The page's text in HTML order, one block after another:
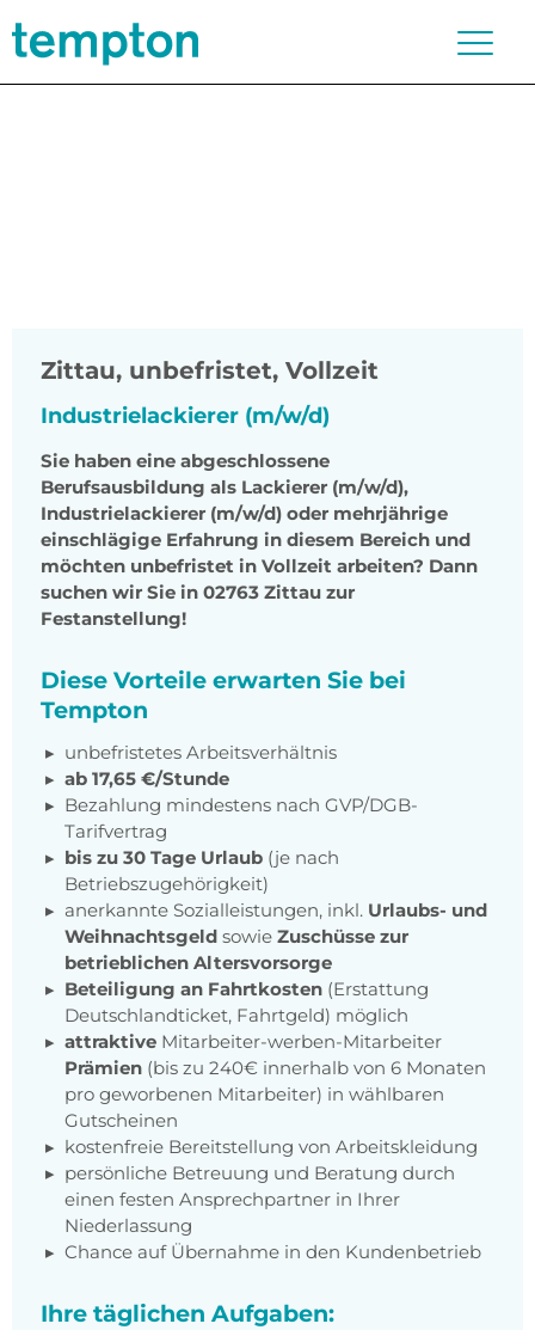
Zittau, unbefristet, Vollzeit
Industrielackierer (m/w/d)
Sie haben eine abgeschlossene
Berufsausbildung als Lackierer (m/w/d),
Industrielackierer (m/w/d) oder mehrjährige
einschlägige Erfahrung in diesem Bereich und
möchten unbefristet in Vollzeit arbeiten? Dann
suchen wir Sie in 02763 Zittau zur
Festanstellung!
Diese Vorteile erwarten Sie bei
Tempton
unbefristetes Arbeitsverhältnis
ab 17,65 €/Stunde
Bezahlung mindestens nach GVP/DGB-
Tarifvertrag
bis zu 30 Tage Urlaub (je nach
Betriebszugehörigkeit)
anerkannte Sozialleistungen, inkl. Urlaubs- und
Weihnachtsgeld sowie Zuschüsse zur
betrieblichen Altersvorsorge
Beteiligung an Fahrtkosten (Erstattung
Deutschlandticket, Fahrtgeld) möglich
attraktive Mitarbeiter-werben-Mitarbeiter
Prämien (bis zu 240€ innerhalb von 6 Monaten
pro geworbenen Mitarbeiter) in wählbaren
Gutscheinen
kostenfreie Bereitstellung von Arbeitskleidung
persönliche Betreuung und Beratung durch
einen festen Ansprechpartner in Ihrer
Niederlassung
Chance auf Übernahme in den Kundenbetrieb
Ihre täglichen Aufgaben: